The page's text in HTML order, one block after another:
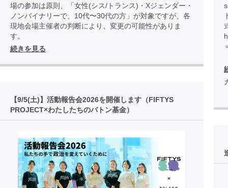
場の参加は原則、「女性(シス/トランス)・Xジェンダー・
ノンバイナリーで、10代〜30代の方」が対象ですが、各
現地会場主催者の判断により、変更の可能性がありま
す。
続きを見る
【9/5(土)】活動報告会2026を開催します（FIFTYS
PROJECT×わたしたちのバトン基金）